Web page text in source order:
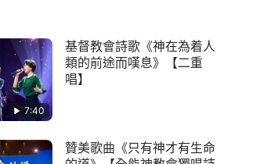
7:40
基督教會詩歌《神在為着人
類的前途而嘆息》【二重
唱】
贊美歌曲《只有神才有生命